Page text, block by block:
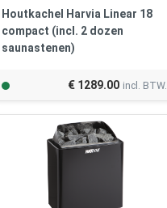
Houtkachel Harvia Linear 18
compact (incl. 2 dozen
saunastenen)
€ 1289.00 incl. BTW.